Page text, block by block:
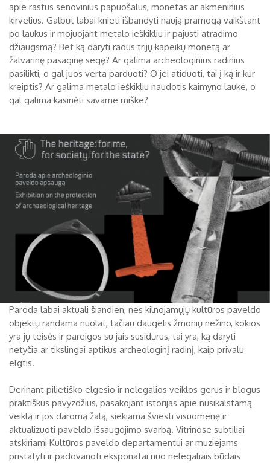
Biržų tvirtovės arsenalas
Religijos
Biržai XIX a.
Biržai XX a.
RUGPJŪTIS 2026
Pr An Tr Ke Pe Še
Se
1
2
10
11 13 14 15
20 21 22
23
24
25 26 28 29
30
apie rastus senovinius papuošalus, monetas ar akmeninius
kirvelius. Galbūt labai knieti išbandyti naują pramogą vaikštant
po laukus ir mojuojant metalo ieškikliu ir pajusti atradimo
džiaugsmą? Bet ką daryti radus trijų kapeikų monetą ar
žalvarinę pasaginę segę? Ar galima archeologinius radinius
pasilikti, o gal juos verta parduoti? O jei atiduoti, tai į ką ir kur
kreiptis? Ar galima metalo ieškikliu naudotis kaimyno lauke, o
gal galima kasinėti savame miške?
Paroda labai aktuali šiandien, nes kilnojamųjų kultūros paveldo
objektų randama nuolat, tačiau daugelis žmonių nežino, kokios
yra jų teisės ir pareigos su jais susidūrus, tai yra, ką daryti
netyčia ar tikslingai aptikus archeologinį radinį, kaip privalu
elgtis.
Derinant pilietiško elgesio ir nelegalios veiklos gerus ir blogus
praktiškus pavyzdžius, pasakojant istorijas apie nusikalstamą
veiklą ir jos daromą žalą, siekiama šviesti visuomenę ir
aktualizuoti paveldo išsaugojimo svarbą. Vitrinose subtiliai
atskiriami Kultūros paveldo departamentui ar muziejams
pristatyti ir padovanoti eksponatai nuo nelegaliais būdais